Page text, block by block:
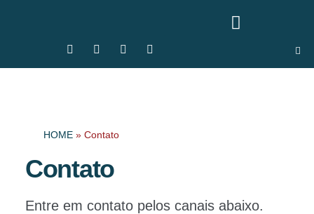
HOME » Contato
Contato
Entre em contato pelos canais abaixo.